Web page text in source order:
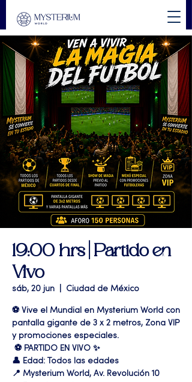
19:00 hrs | Partido en
Vivo
sáb, 20 jun Ciudad de México
⚽ Vive el Mundial en Mysterium World con
pantalla gigante de 3 x 2 metros, Zona VIP
y promociones especiales.
⚽️ PARTIDO EN VIVO ✨
👤 Edad: Todos las edades
📍 Mysterium World, Av. Revolución 10